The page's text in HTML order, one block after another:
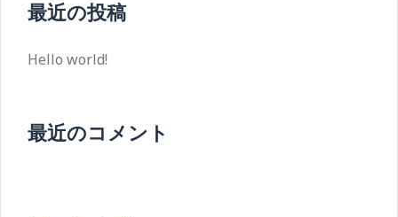
最近の投稿
Hello world!
最近のコメント